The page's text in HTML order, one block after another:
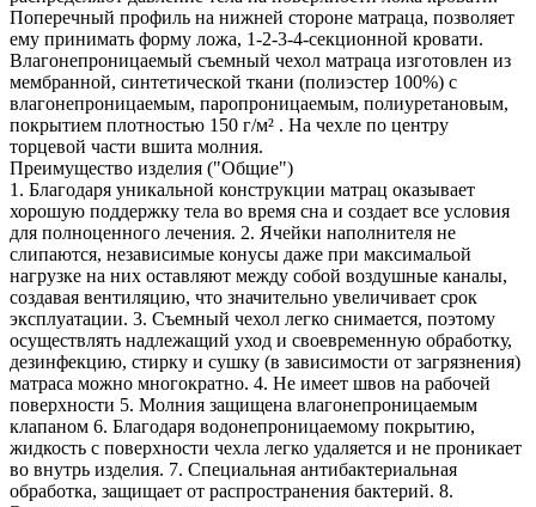
Поперечный профиль на нижней стороне матраца, позволяет
ему принимать форму ложа, 1-2-3-4-секционной кровати.
Влагонепроницаемый съемный чехол матраца изготовлен из
мембранной, синтетической ткани (полиэстер 100%) с
влагонепроницаемым, паропроницаемым, полиуретановым,
покрытием плотностью 150 г/м² . На чехле по центру
торцевой части вшита молния.
Преимущество изделия ("Общие")
1. Благодаря уникальной конструкции матрац оказывает
хорошую поддержку тела во время сна и создает все условия
для полноценного лечения. 2. Ячейки наполнителя не
слипаются, независимые конусы даже при максимальой
нагрузке на них оставляют между собой воздушные каналы,
создавая вентиляцию, что значительно увеличивает срок
эксплуатации. 3. Съемный чехол легко снимается, поэтому
осуществлять надлежащий уход и своевременную обработку,
дезинфекцию, стирку и сушку (в зависимости от загрязнения)
матраса можно многократно. 4. Не имеет швов на рабочей
поверхности 5. Молния защищена влагонепроницаемым
клапаном 6. Благодаря водонепроницаемому покрытию,
жидкость с поверхности чехла легко удаляется и не проникает
во внутрь изделия. 7. Специальная антибактериальная
обработка, защищает от распространения бактерий. 8.